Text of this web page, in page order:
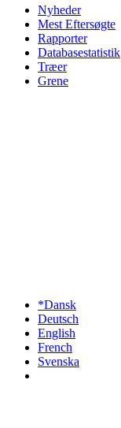
Nyheder
Mest Eftersøgte
Rapporter
Databasestatistik
Træer
Grene
*Dansk
Deutsch
English
French
Svenska